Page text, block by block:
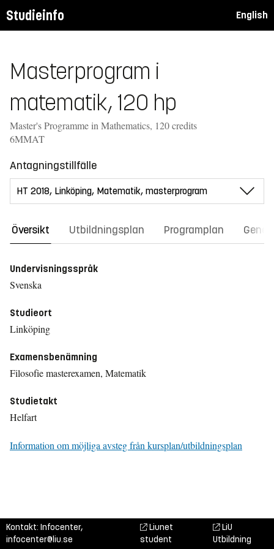
Studieinfo English
Masterprogram i
matematik, 120 hp
Master's Programme in Mathematics, 120 credits
6MMAT
Antagningstillfälle
Översikt Utbildningsplan Programplan
Undervisningsspråk
Svenska
Studieort
Linköping
Examensbenämning
Filosofie masterexamen, Matematik
Studietakt
Helfart
Information om möjliga avsteg från kursplan/utbildningsplan
Kontakt: Infocenter,
infocenter@liu.se
Liunet
student
LiU
Utbildning